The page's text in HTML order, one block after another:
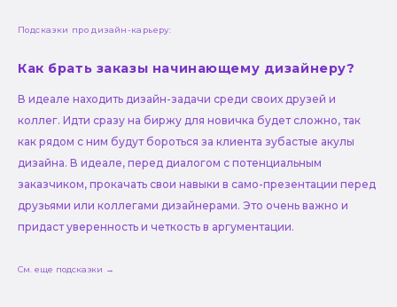
Подсказки про дизайн-карьеру:
Как брать заказы начинающему дизайнеру?
В идеале находить дизайн-задачи среди своих друзей и
коллег. Идти сразу на биржу для новичка будет сложно, так
как рядом с ним будут бороться за клиента зубастые акулы
дизайна. В идеале, перед диалогом с потенциальным
заказчиком, прокачать свои навыки в само-презентации перед
друзьями или коллегами дизайнерами. Это очень важно и
придаст уверенность и четкость в аргументации.
См. еще подсказки →